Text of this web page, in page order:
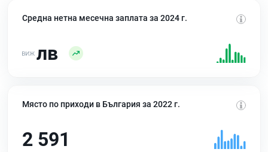
Средна нетна месечна заплата за 2024 г.
лв
Място по приходи в България за 2022 г.
2 591